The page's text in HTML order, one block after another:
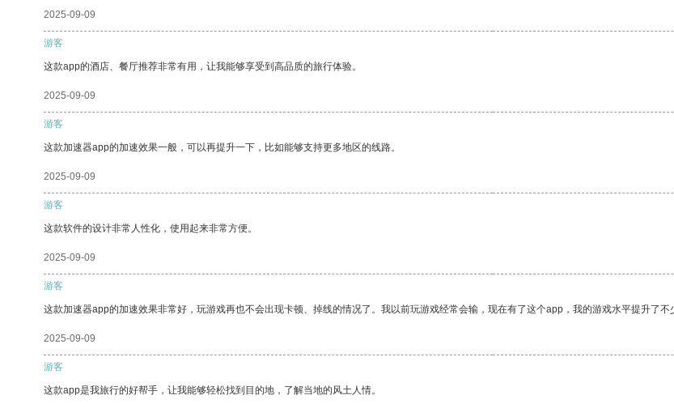
2025-09-09
游客
这款app的酒店、餐厅推荐非常有用，让我能够享受到高品质的旅行体验。
2025-09-09
游客
这款加速器app的加速效果一般，可以再提升一下，比如能够支持更多地区的线路。
2025-09-09
游客
这款软件的设计非常人性化，使用起来非常方便。
2025-09-09
游客
这款加速器app的加速效果非常好，玩游戏再也不会出现卡顿、掉线的情况了。我以前玩游戏经常会输，现在有了这个app，我的游戏水平提升了不
2025-09-09
游客
这款app是我旅行的好帮手，让我能够轻松找到目的地，了解当地的风土人情。